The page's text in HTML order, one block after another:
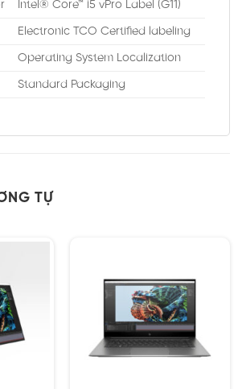
Intel® Core™ i5 vPro Label (G11)
Electronic TCO Certified labeling
Operating System Localization
Standard Packaging
TỰ